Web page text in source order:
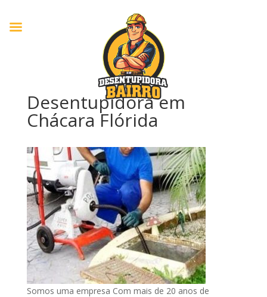
Desentupidora em
Chácara Flórida
Somos uma empresa Com mais de 20 anos de